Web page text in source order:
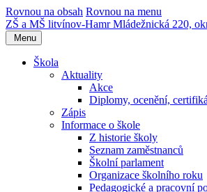
Rovnou na obsah Rovnou na menu
ZŠ a MŠ litvínov-HamrMládežnická 220,
Menu
Škola
Aktuality
Akce
Diplomy, ocenění,
Zápis
Informace o škole
Z historie školy
Seznam zaměstnanců
Školní parlament
Organizace školního roku
Pedagogické a pracovní